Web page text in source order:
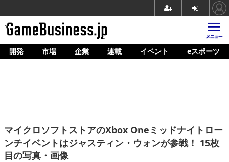
ホーム
企業動向
人材育成
開発 市場 企業 連載 イベント eスポーツ
マイクロソフトストアのXbox Oneミッドナイトロー
ンチイベントはジャスティン・ウォンが参戦！ 15枚
目の写真・画像